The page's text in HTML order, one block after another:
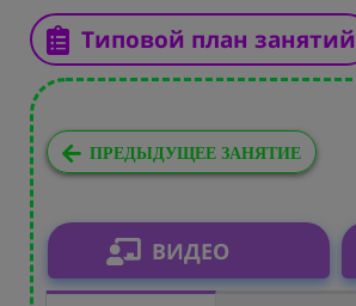
Типовой план занятий
ПРЕДЫДУЩЕЕ ЗАНЯТИЕ
ВИДЕО